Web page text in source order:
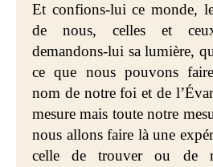
Et confions-lui ce monde,
de nous, celles et
demandons-lui sa lumière,
ce que nous pouvons
nom de notre foi et de
mesure mais toute notre
nous allons faire là une
celle de trouver ou de